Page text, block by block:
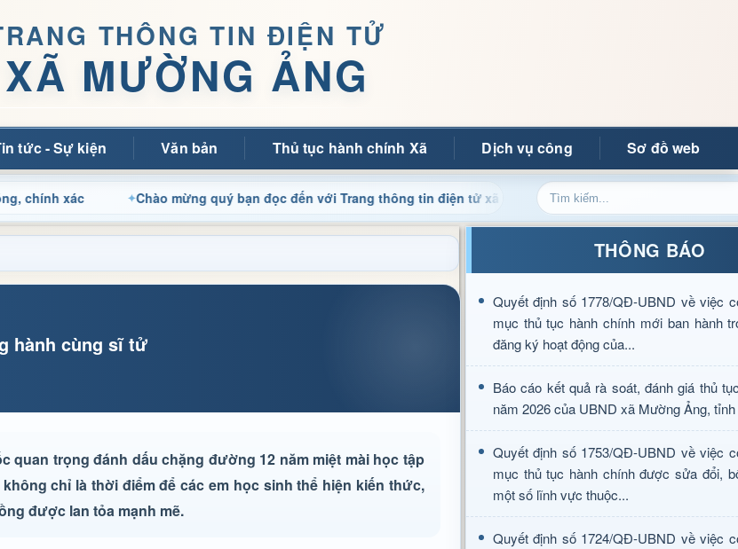
THÔNG TIN ĐIỆN TỬ
XÃ MƯỜNG ẢNG
tức - Sự kiện Văn bản Thủ tục hành chính Xã Dịch vụ công Sơ đồ web
Chào mừng quý bạn đọc đến với Trang thông tin điện tử xã Mường Ảng Cập nhật thông tin điều
hành cùng sĩ tử
quan trọng đánh dấu chặng đường 12 năm miệt mài học tập
chỉ là thời điểm để các em học sinh thể hiện kiến thức,
được lan tỏa mạnh mẽ.
THÔNG BÁO
Quyết định số 1778/QĐ-UBND về việc
mục thủ tục hành chính mới ban hành
đăng ký hoạt động của...
Báo cáo kết quả rà soát, đánh giá thủ
năm 2026 của UBND xã Mường Ảng,
Quyết định số 1753/QĐ-UBND về việc
mục thủ tục hành chính được sửa đổi,
một số lĩnh vực thuộc...
Quyết định số 1724/QĐ-UBND về việc